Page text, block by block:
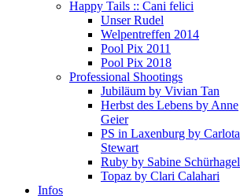
Happy Tails :: Cani felici
Unser Rudel
Welpentreffen 2014
Pool Pix 2011
Pool Pix 2018
Professional Shootings
Jubiläum by Vivian Tan
Herbst des Lebens by Anne
Geier
PS in Laxenburg by Carlota
Stewart
Ruby by Sabine Schürhagel
Topaz by Clari Calahari
Infos